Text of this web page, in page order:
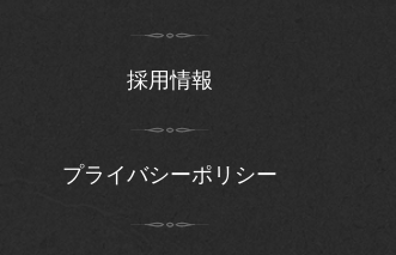
採用情報
プライバシーポリシー